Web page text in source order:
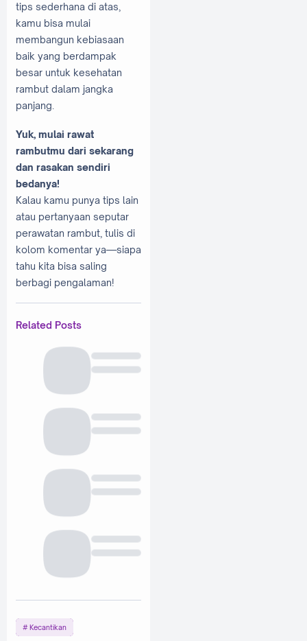
tips sederhana di atas,
kamu bisa mulai
membangun kebiasaan
baik yang berdampak
besar untuk kesehatan
rambut dalam jangka
panjang.
Yuk, mulai rawat
rambutmu dari sekarang
dan rasakan sendiri
bedanya!
Kalau kamu punya tips lain
atau pertanyaan seputar
perawatan rambut, tulis di
kolom komentar ya—siapa
tahu kita bisa saling
berbagi pengalaman!
Related Posts
Kecantikan